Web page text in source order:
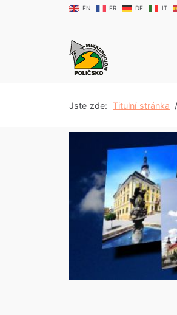
EN FR DE IT
Jste zde:Titulní stránka